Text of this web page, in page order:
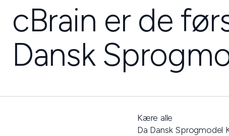
cBrain er de
Dansk
Kære alle
Da Dansk